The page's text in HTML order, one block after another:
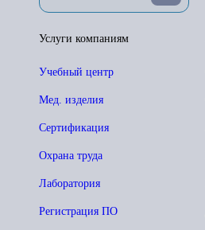
Услуги компаниям
Учебный центр
Мед. изделия
Сертификация
Охрана труда
Лаборатория
Регистрация ПО